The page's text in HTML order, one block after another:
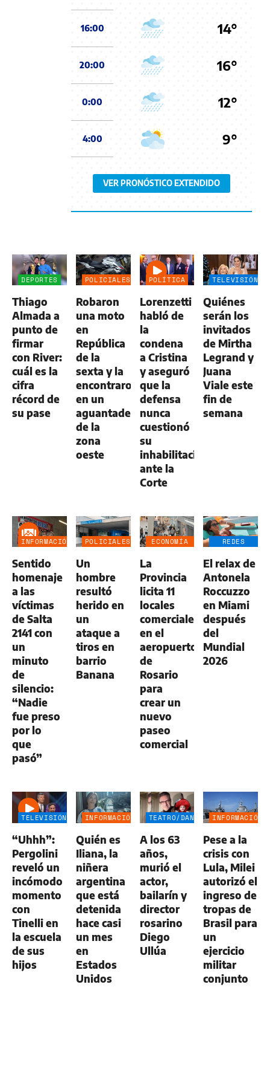
16:00 14°
20:00 16°
0:00 12°
4:00 9°
VER PRONÓSTICO EXTENDIDO
DEPORTES
Thiago
Almada a
punto de
firmar
con River:
cuál es la
cifra
récord de
su pase
POLICIALES
Robaron
una moto
en
República
de la
sexta y la
encontraron
en un
aguantadero
de la
zona
oeste
POLÍTICA
Lorenzetti
habló de
la
condena
a Cristina
y aseguró
que la
defensa
nunca
cuestionó
su
inhabilitación
ante la
Corte
TELEVISIÓN
Quiénes
serán los
invitados
de Mirtha
Legrand y
Juana
Viale este
fin de
semana
INFORMACIÓN
Sentido
homenaje
a las
víctimas
de Salta
2141 con
un
minuto
de
silencio:
“Nadie
fue preso
por lo
que
pasó”
POLICIALES
Un
hombre
resultó
herido en
un
ataque a
tiros en
barrio
Banana
ECONOMÍA
La
Provincia
licita 11
locales
comerciales
en el
aeropuerto
de
Rosario
para
crear un
nuevo
paseo
comercial
REDES
El relax de
Antonela
Roccuzzo
en Miami
después
del
Mundial
2026
TELEVISIÓN
“Uhhh”:
Pergolini
reveló un
incómodo
momento
con
Tinelli en
la escuela
de sus
hijos
INFORMACIÓN
Quién es
Iliana, la
niñera
argentina
que está
detenida
hace casi
un mes
en
Estados
Unidos
TEATRO/DANZA
A los 63
años,
murió el
actor,
bailarín y
director
rosarino
Diego
Ullúa
INFORMACIÓN
Pese a la
crisis con
Lula, Milei
autorizó el
ingreso de
tropas de
Brasil para
un
ejercicio
militar
conjunto